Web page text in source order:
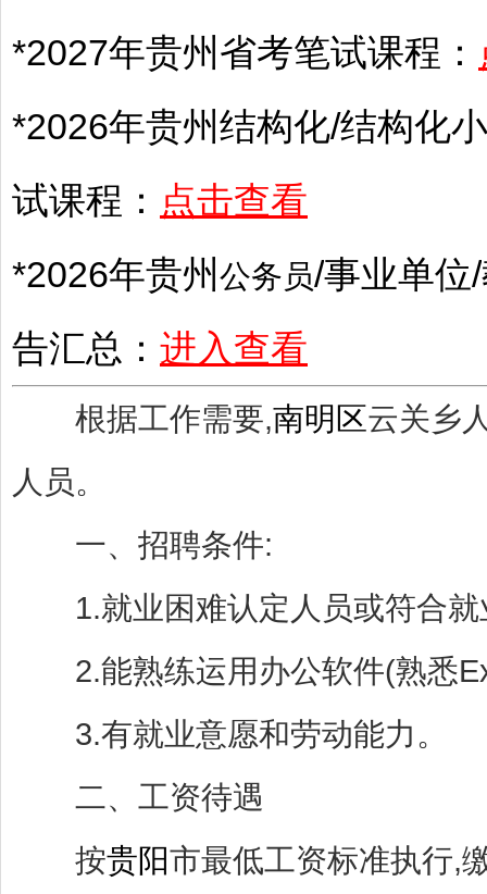
*2027年贵州 省考笔试课程：
*2026年贵州结构化/结构化
试课程： 点击查看
*2026年贵州 公务员/事业单位/
告汇总： 进入查看
根据工作需要,南明区云关乡
人员。
一、招聘条件:
1.就业困难认定人员或符合就
2.能熟练运用办公软件(熟悉
3.有就业意愿和劳动能力。
二、工资待遇
按贵阳市最低工资标准执行,